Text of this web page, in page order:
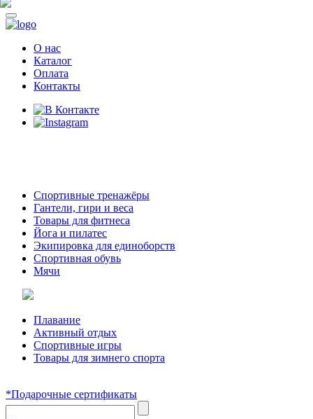
О нас
Каталог
Оплата
Контакты
Спортивные тренажёры
Гантели, гири и веса
Товары для фитнеса
Йога и пилатес
Экипировка для единоборств
Спортивная обувь
Мячи
Плавание
Активный отдых
Спортивные игры
Товары для зимнего спорта
*Подарочные сертификаты